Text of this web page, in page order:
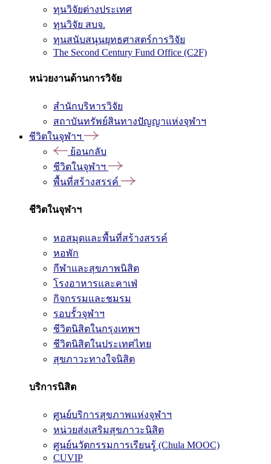
ทุนวิจัยต่างประเทศ
ทุนวิจัย สบจ.
ทุนสนับสนุนยุทธศาสตร์การวิจัย
The Second Century Fund Office (C2F)
หน่วยงานด้านการวิจัย
สำนักบริหารวิจัย
สถาบันทรัพย์สินทางปัญญาแห่งจุฬาฯ
ชีวิตในจุฬาฯ
ย้อนกลับ
ชีวิตในจุฬาฯ
พื้นที่สร้างสรรค์
ชีวิตในจุฬาฯ
หอสมุดและพื้นที่สร้างสรรค์
หอพัก
กีฬาและสุขภาพนิสิต
โรงอาหารและคาเฟ่
กิจกรรมและชมรม
รอบรั้วจุฬาฯ
ชีวิตนิสิตในกรุงเทพฯ
ชีวิตนิสิตในประเทศไทย
สุขภาวะทางใจนิสิต
บริการนิสิต
ศูนย์บริการสุขภาพแห่งจุฬาฯ
หน่วยส่งเสริมสุขภาวะนิสิต
ศูนย์นวัตกรรมการเรียนรู้ (Chula MOOC)
CUVIP